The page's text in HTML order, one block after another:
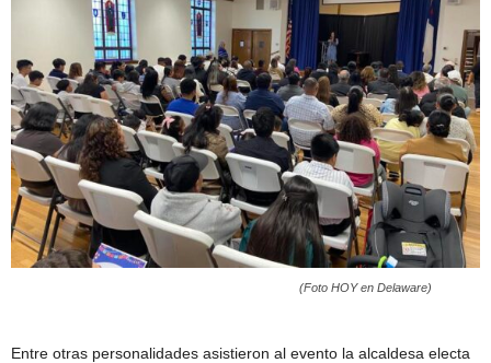
(Foto HOY en Delaware)
Entre otras personalidades asistieron al evento la alcaldesa electa